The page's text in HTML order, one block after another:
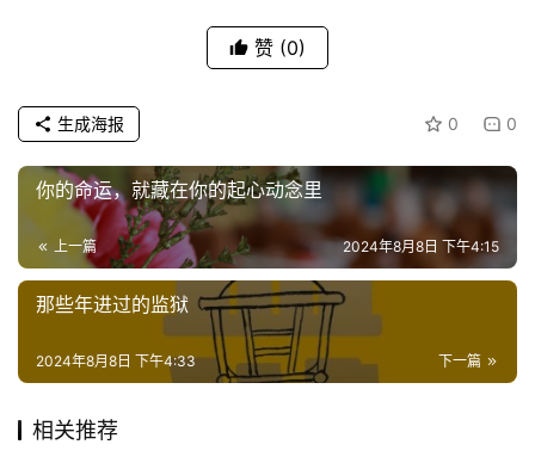
教
术
政
法
规
赞 (0)
0 0
生成海报
你的命运，就藏在你的起心动念里
上一篇 2024年8月8日 下午4:15
那些年进过的监狱
下一篇
2024年8月8日 下午4:33
相关推荐